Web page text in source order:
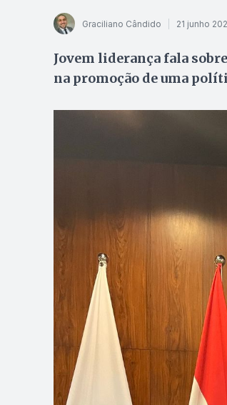
Graciliano Cândido 21 junho
Jovem liderança fala
na promoção de uma